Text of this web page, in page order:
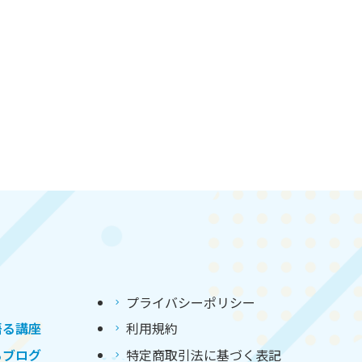
講座
ログ
プライバシーポリシー
利用規約
特定商取引法に基づく表記